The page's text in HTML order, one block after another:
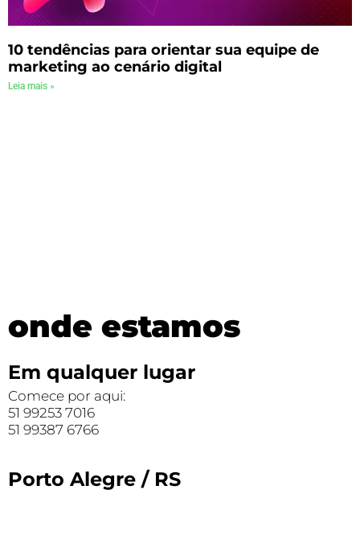
10 tendências para orientar sua equipe de
marketing ao cenário digital
Leia mais »
onde estamos
Em qualquer lugar
Comece por aqui:
51 99253 7016
51 99387 6766
Porto Alegre / RS